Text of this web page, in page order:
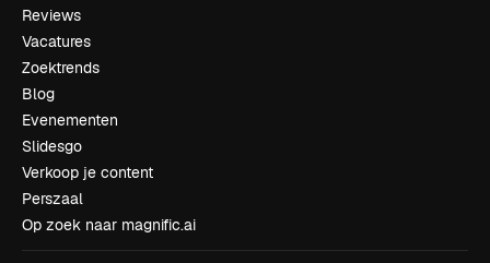
Reviews
Vacatures
Zoektrends
Blog
Evenementen
Slidesgo
Verkoop je content
Perszaal
Op zoek naar magnific.ai